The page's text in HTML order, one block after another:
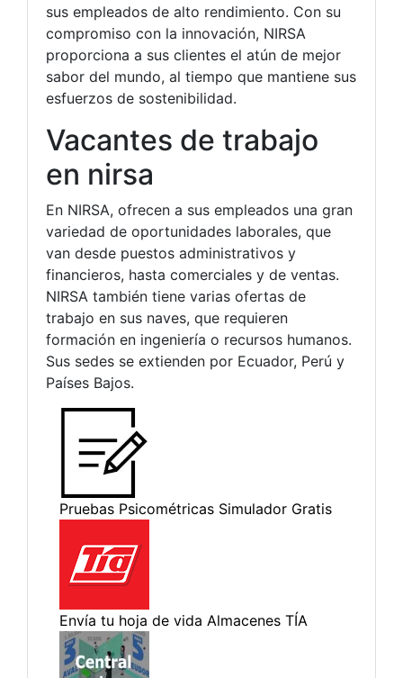
sus empleados de alto rendimiento. Con su
compromiso con la innovación, NIRSA
proporciona a sus clientes el atún de mejor
sabor del mundo, al tiempo que mantiene sus
esfuerzos de sostenibilidad.
Vacantes de trabajo
en nirsa
En NIRSA, ofrecen a sus empleados una gran
variedad de oportunidades laborales, que
van desde puestos administrativos y
financieros, hasta comerciales y de ventas.
NIRSA también tiene varias ofertas de
trabajo en sus naves, que requieren
formación en ingeniería o recursos humanos.
Sus sedes se extienden por Ecuador, Perú y
Países Bajos.